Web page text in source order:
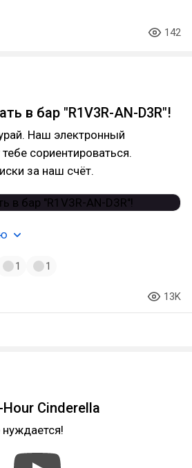
142
в бар "R1V3R-AN-D3R"!
Наш электронный
сориентироваться.
за наш счёт.
1 1
13K
Cinderella
нуждается!